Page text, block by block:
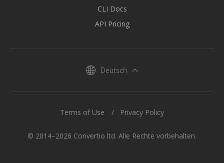
CLI Docs
API Pricing
Deutsch
© 2014–2026 Convertio ltd. Alle Rechte vorbehalten.
Terms of Use Privacy Policy